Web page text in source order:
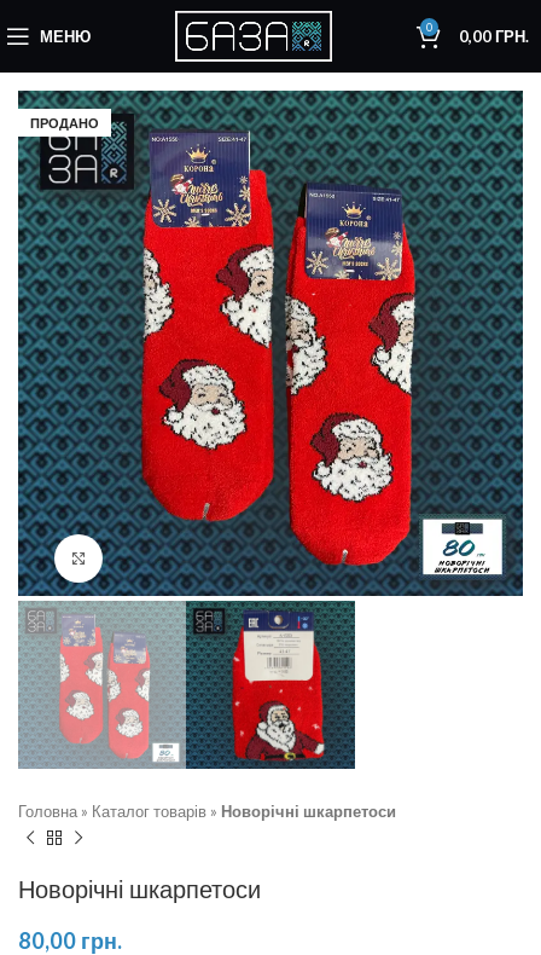
МЕНЮ 0 0,00ГРН.
ПРОДАНО
Натисніть, щоб збільшити
Головна » Каталог товарів » Новорічні шкарпетоси
Новорічні шкарпетоси
80,00 грн.